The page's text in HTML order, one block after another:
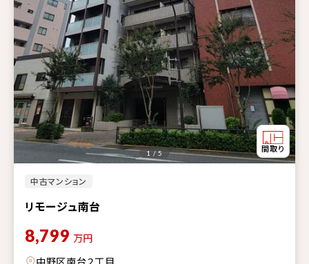
中古マンション
リモージュ南台
1 / 5
8,799 万円
中野区南台２丁目